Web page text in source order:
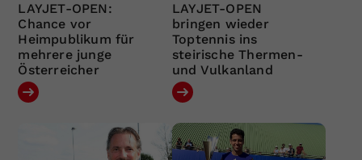
LAYJET-OPEN:
Chance vor
Heimpublikum für
mehrere junge
Österreicher
LAYJET-OPEN
bringen wieder
Toptennis ins
steirische Thermen-
und Vulkanland